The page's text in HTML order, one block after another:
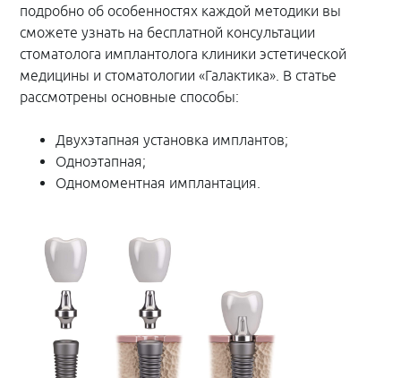
подробно об особенностях каждой методики вы
сможете узнать на бесплатной консультации
стоматолога имплантолога клиники эстетической
медицины и стоматологии «Галактика». В статье
рассмотрены основные способы:
Двухэтапная установка имплантов;
Одноэтапная;
Одномоментная имплантация.